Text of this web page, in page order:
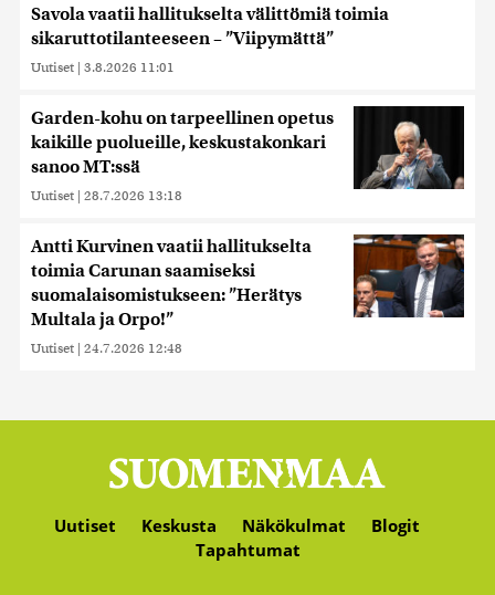
Savola vaatii hallitukselta välittömiä toimia
sikaruttotilanteeseen – ”Viipymättä”
Uutiset | 3.8.2026 11:01
Garden-kohu on tarpeellinen opetus
kaikille puolueille, keskustakonkari
sanoo MT:ssä
Uutiset | 28.7.2026 13:18
Antti Kurvinen vaatii hallitukselta
toimia Carunan saamiseksi
suomalaisomistukseen: ”Herätys
Multala ja Orpo!”
Uutiset | 24.7.2026 12:48
Uutiset Keskusta Näkökulmat
Blogit
Tapahtumat